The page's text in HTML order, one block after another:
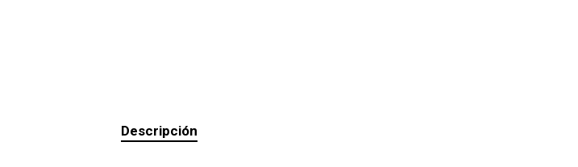
Descripción